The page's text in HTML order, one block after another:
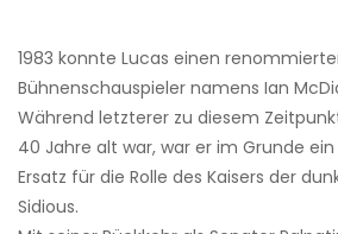
1983 konnte Lucas einen
Bühnenschauspieler namens Ian
Während letzterer zu diesem
40 Jahre alt war, war er im Grunde
Ersatz für die Rolle des Kaisers der
Sidious.